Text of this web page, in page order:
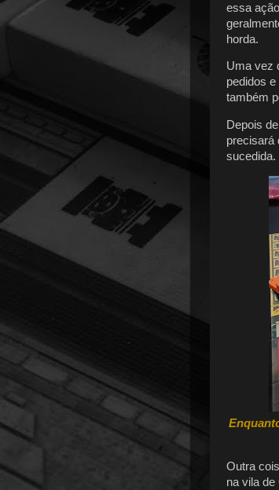
essa
horda.
Uma vez
pedidos
também
Depois
precisará
sucedida.
Outra
na vila